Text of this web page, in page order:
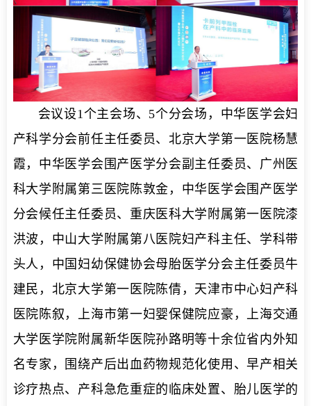
会议设1个主会场、5个分会场，中华医学会妇
产科学分会前任主任委员、北京大学第一医院杨慧
霞，中华医学会围产医学分会副主任委员、广州医
科大学附属第三医院陈敦金，中华医学会围产医学
分会候任主任委员、重庆医科大学附属第一医院漆
洪波，中山大学附属第八医院妇产科主任、学科带
头人，中国妇幼保健协会母胎医学分会主任委员牛
建民，北京大学第一医院陈倩，天津市中心妇产科
医院陈叙，上海市第一妇婴保健院应豪，上海交通
大学医学院附属新华医院孙路明等十余位省内外知
名专家，围绕产后出血药物规范化使用、早产相关
诊疗热点、产科急危重症的临床处置、胎儿医学的